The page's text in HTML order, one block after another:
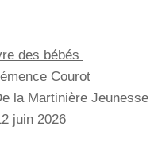
des bébés
Courot
la Martinière Jeunesse
juin 2026